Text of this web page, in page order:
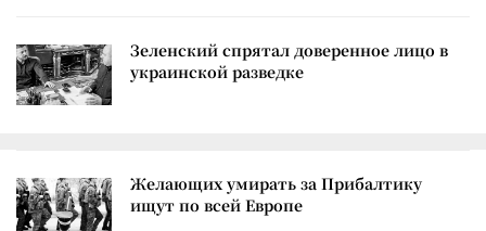
Зеленский спрятал доверенное лицо в
украинской разведке
Желающих умирать за Прибалтику
ищут по всей Европе